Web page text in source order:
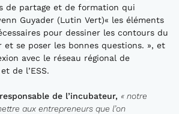
de partage et de formation qui
Guyader (Lutin Vert)« les éléments
pour dessiner les contours du
se poser les bonnes questions. », et
avec le réseau régional de
de l’ESS.
de l’incubateur, « notre
aux entrepreneurs que l’on